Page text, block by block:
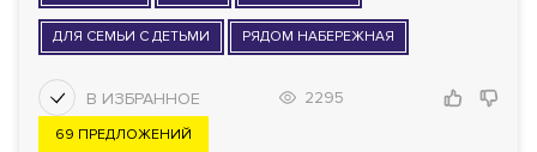
ДЛЯ СЕМЬИ С ДЕТЬМИ РЯДОМ НАБЕРЕЖНАЯ
2295
69 ПРЕДЛОЖЕНИЙ